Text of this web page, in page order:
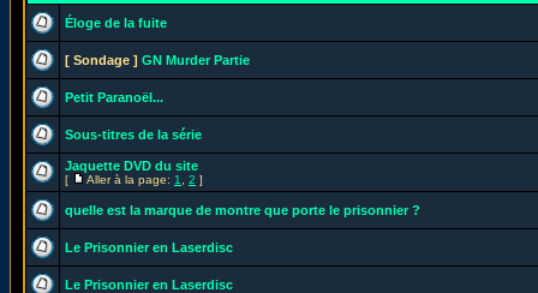
Éloge de la fuite
[ Sondage ] GN Murder Partie
Petit Paranoël...
Sous-titres de la série
Jaquette DVD du site
[ Aller à la page: 1 2 ]
quelle est la marque de montre que porte le prisonnier ?
Le Prisonnier en Laserdisc
Le Prisonnier en Laserdisc